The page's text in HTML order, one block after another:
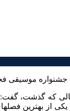
جشنواره موسیقی
که گذشت،
از بهترین